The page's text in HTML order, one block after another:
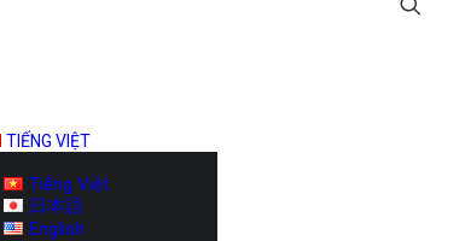
TIẾNG VIỆT
Tiếng Việt
日本語
English